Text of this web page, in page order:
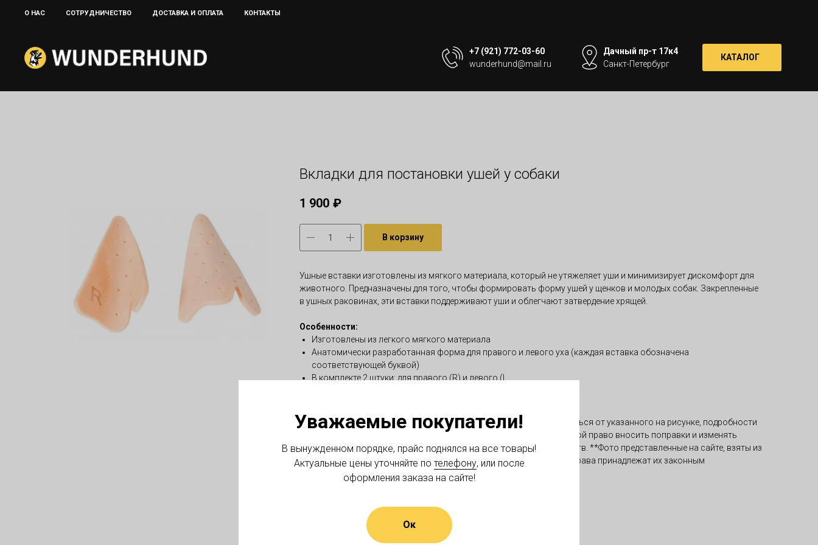
О НАС CОТРУДНИЧЕСТВО ДОСТАВКА И ОПЛАТА КОНТАКТЫ
+7 (921) 772-03-60
wunderhund@mail.ru
Дачный пр-т 17к4
Санкт-Петербург
КАТАЛОГ
Уважаемые покупатели!
В вынужденном порядке, прайс поднялся на все товары!
Актуальные цены уточняйте по телефону, или после
оформления заказа на сайте!
Ок
Вкладки для постановки ушей у собаки
1 900 ₽
В корзину
Ушные вставки изготовлены из мягкого материала, который не утяжеляет уши и минимизирует дискомфорт для
животного. Предназначены для того, чтобы формировать форму ушей у щенков и молодых собак. Закрепленные
в ушных раковинах, эти вставки поддерживают уши и облегчают затвердение хрящей.
Особенности:
Изготовлены из легкого мягкого материала
Анатомически разработанная форма для правого и левого уха (каждая вставка обозначена
соответствующей буквой)
В комплекте 2 штуки: для правого (R) и левого (L
*Внешний вид и комплектация товара может незначительно отличаться от указанного на рисунке, подробности
уточняйте у операторов магазина. Производитель сохраняет за собой право вносить поправки и изменять
характеристики изделия, не ухудшающие его потребительских свойств. **Фото представленные на сайте, взяты из
открытых источников и предназначено только для ознакомления. Права принадлежат их законным
правообладателям.